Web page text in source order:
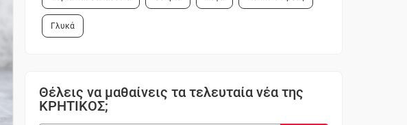
Γλυκά
Θέλεις να μαθαίνεις τα τελευταία νέα της
ΚΡΗΤΙΚΟΣ;